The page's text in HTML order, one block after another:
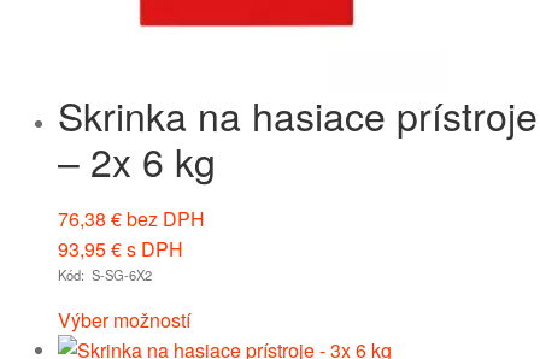
Skrinka na hasiace prístroje
– 2x 6 kg
76,38 €bez DPH
93,95€s DPH
Kód: S-SG-6X2
Výber možností